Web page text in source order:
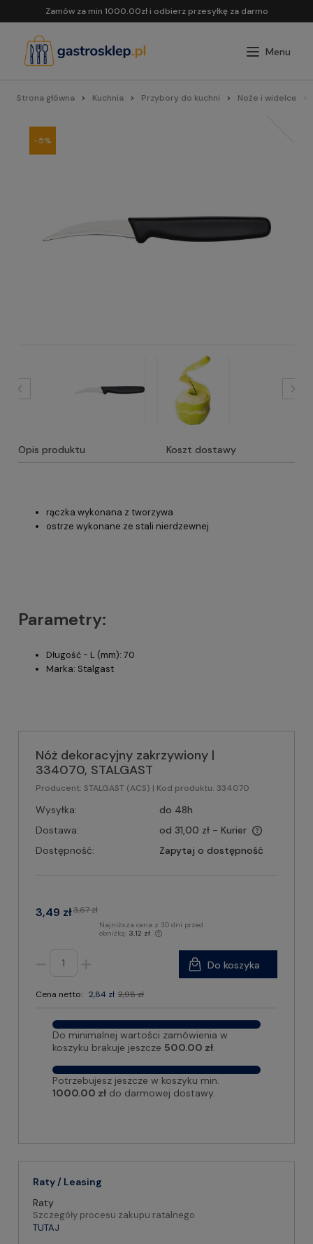
Zamów za min 1000.00zł i odbierz przesyłkę za darmo
Strona główna Kuchnia Przybory do kuchni Noże i widelce
-5%
Opis produktu Koszt dostawy
rączka wykonana z tworzywa
ostrze wykonane ze stali nierdzewnej
Parametry:
Długość - L (mm): 70
Marka: Stalgast
Nóż dekoracyjny zakrzywiony |
334070, STALGAST
Producent: STALGAST (ACS) | Kod produktu: 334070
Wysyłka:
do 48h
Dostawa:
od 31,00 zł - Kurier
Dostępność:
Zapytaj o dostępność
3,49 zł3,67 zł
Najniższa cena z 30 dni przed
obniżką: 3,12 zł
Cena netto: 2,84 zł 2,98 zł
Do koszyka
Do minimalnej wartości zamówienia w
koszyku brakuje jeszcze 500.00 zł.
Potrzebujesz jeszcze w koszyku min.
1000.00 zł do darmowej dostawy.
Raty / Leasing
Raty
Szczegóły procesu zakupu ratalnego
TUTAJ